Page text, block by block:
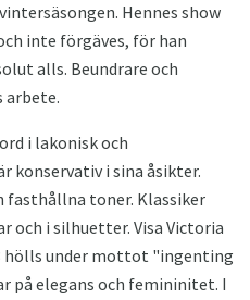
Hennes show
inte förgäves, för han
alls. Beundrare och
arbete.
i lakonisk och
konservativ i sina åsikter.
fasthållna toner. Klassiker
och i silhuetter. Visa Victoria
hölls under mottot "ingenting
på elegans och femininitet. I